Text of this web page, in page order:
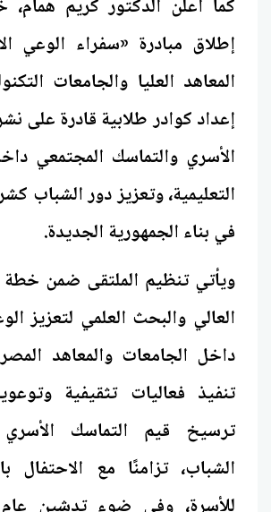
كما أعلن الدكتور كريم همام،
إطلاق مبادرة «سفراء الوعي
المعاهد العليا والجامعات
إعداد كوادر طلابية قادرة على
الأسري والتماسك المجتمعي
التعليمية، وتعزيز دور الشباب
في بناء الجمهورية الجديدة.
ويأتي تنظيم الملتقى ضمن خطة
العالي والبحث العلمي لتعزيز
داخل الجامعات والمعاهد
تنفيذ فعاليات تثقيفية
ترسيخ قيم التماسك
الشباب، تزامنًا مع الاحتفال